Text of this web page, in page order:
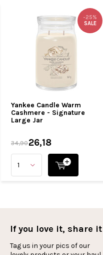
Yankee Candle Warm
Cashmere - Signature
Large Jar
-25%
SALE
34,9026,18
If you love it, share it
Tag us in your pics of our